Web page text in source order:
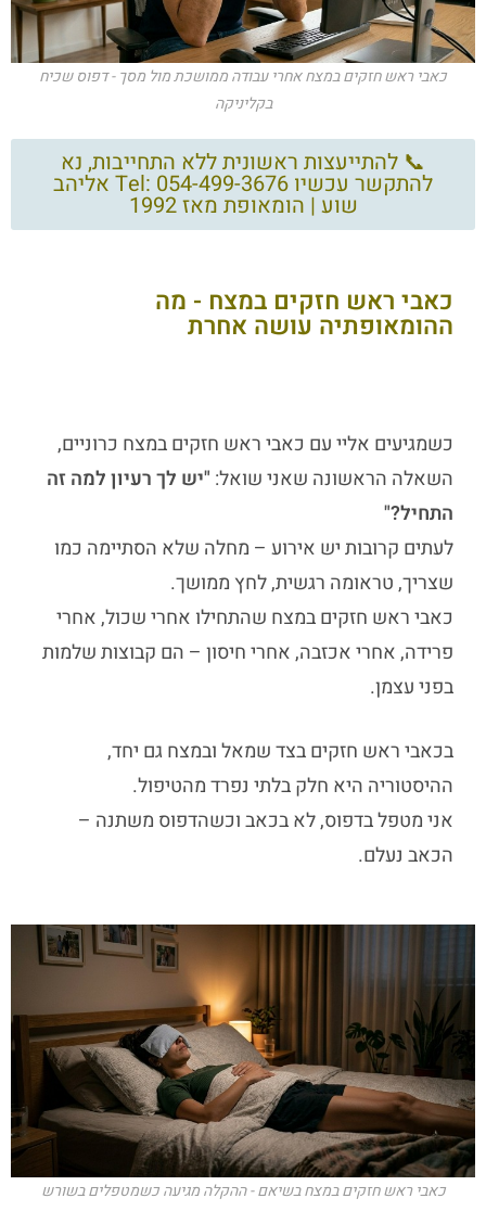
כאבי ראש חזקים במצח אחרי עבודה ממושכת מול מסך - דפוס שכיח
בקליניקה
📞 להתייעצות ראשונית ללא התחייבות, נא
להתקשר עכשיו Tel: 054-499-3676 אליהב
שוע | הומאופת מאז 1992
כאבי ראש חזקים במצח - מה
ההומאופתיה עושה אחרת
כשמגיעים אליי עם כאבי ראש חזקים במצח כרוניים,
השאלה הראשונה שאני שואל: "יש לך רעיון למה זה
התחיל?"
לעתים קרובות יש אירוע – מחלה שלא הסתיימה כמו
שצריך, טראומה רגשית, לחץ ממושך.
כאבי ראש חזקים במצח שהתחילו אחרי שכול, אחרי
פרידה, אחרי אכזבה, אחרי חיסון – הם קבוצות שלמות
בפני עצמן.
בכאבי ראש חזקים בצד שמאלובמצח גם יחד,
ההיסטוריה היא חלק בלתי נפרד מהטיפול.
אני מטפל בדפוס, לא בכאבוכשהדפוס משתנה –
הכאב נעלם.
כאבי ראש חזקים במצח בשיאם - ההקלה מגיעה כשמטפלים בשורש